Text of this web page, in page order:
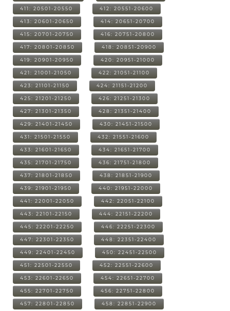
411: 20501-20550 412: 20551-20600
413: 20601-20650 414: 20651-20700
415: 20701-20750 416: 20751-20800
417: 20801-20850 418: 20851-20900
419: 20901-20950 420: 20951-21000
421: 21001-21050 422: 21051-21100
423: 21101-21150 424: 21151-21200
425: 21201-21250 426: 21251-21300
427: 21301-21350 428: 21351-21400
429: 21401-21450 430: 21451-21500
431: 21501-21550 432: 21551-21600
433: 21601-21650 434: 21651-21700
435: 21701-21750 436: 21751-21800
437: 21801-21850 438: 21851-21900
439: 21901-21950 440: 21951-22000
441: 22001-22050 442: 22051-22100
443: 22101-22150 444: 22151-22200
445: 22201-22250 446: 22251-22300
447: 22301-22350 448: 22351-22400
449: 22401-22450 450: 22451-22500
451: 22501-22550 452: 22551-22600
453: 22601-22650 454: 22651-22700
455: 22701-22750 456: 22751-22800
457: 22801-22850 458: 22851-22900